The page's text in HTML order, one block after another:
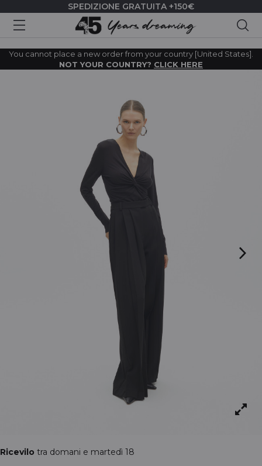
SPEDIZIONE GRATUITA +150€
You cannot place a new order from your country [United States].
NOT YOUR COUNTRY? CLICK HERE
Ricevilo tra domani e martedì 18